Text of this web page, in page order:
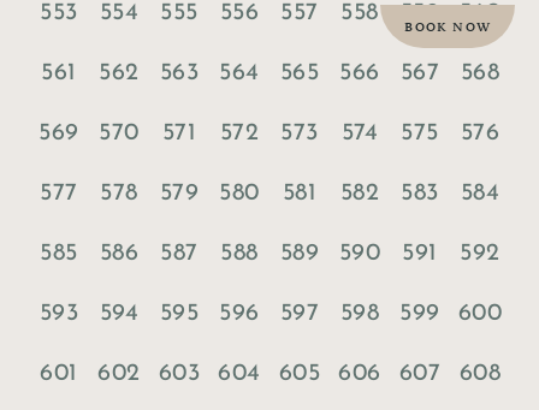
BOOK NOW
553 554 555 556 557 558
561 562 563 564 565 566 567 568
569 570 571 572 573 574 575 576
577 578 579 580 581 582 583 584
585 586 587 588 589 590 591 592
593 594 595 596 597 598 599 600
601 602 603 604 605 606 607 608